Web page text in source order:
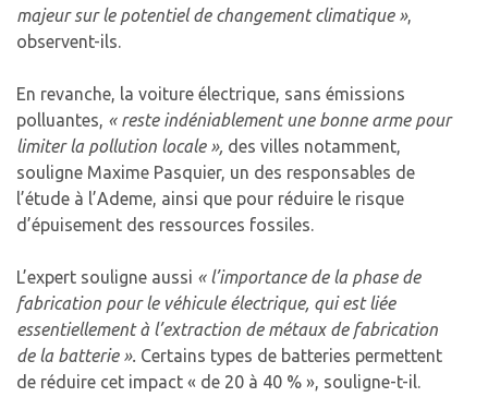
majeur sur le potentiel de changement climatique »,
observent-ils.
En revanche, la voiture électrique, sans émissions
polluantes, « reste indéniablement une bonne arme pour
limiter la pollution locale », des villes notamment,
souligne Maxime Pasquier, un des responsables de
l’étude à l’Ademe, ainsi que pour réduire le risque
d’épuisement des ressources fossiles.
L’expert souligne aussi « l’importance de la phase de
fabrication pour le véhicule électrique, qui est liée
essentiellement à l’extraction de métaux de fabrication
de la batterie ». Certains types de batteries permettent
de réduire cet impact « de 20 à 40 % », souligne-t-il.